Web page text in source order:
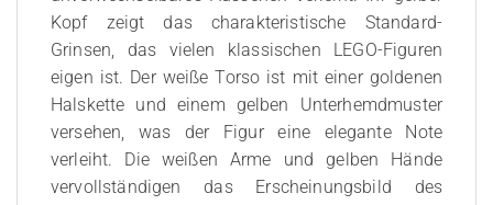
Kopf zeigt das charakteristische Standard-
Grinsen, das vielen klassischen LEGO-Figuren
eigen ist. Der weiße Torso ist mit einer goldenen
Halskette und einem gelben Unterhemdmuster
versehen, was der Figur eine elegante Note
verleiht. Die weißen Arme und gelben Hände
vervollständigen das Erscheinungsbild des